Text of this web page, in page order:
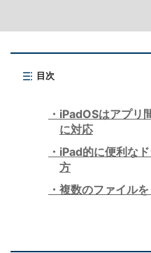
目次
iPadOSはアプリ
に対応
iPad的に便利な
方
複数のファイル